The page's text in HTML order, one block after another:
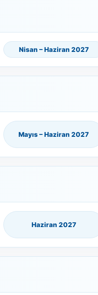
Nisan – Haziran 2027
Mayıs – Haziran 2027
Haziran 2027